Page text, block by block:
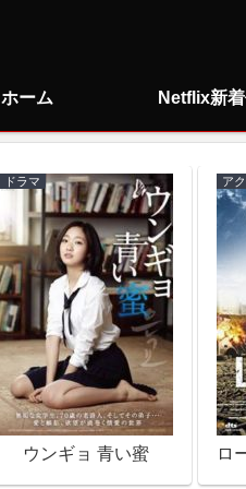
ホーム Netflix新
ドラマ
ウンギョ 青い蜜
ア
ロ